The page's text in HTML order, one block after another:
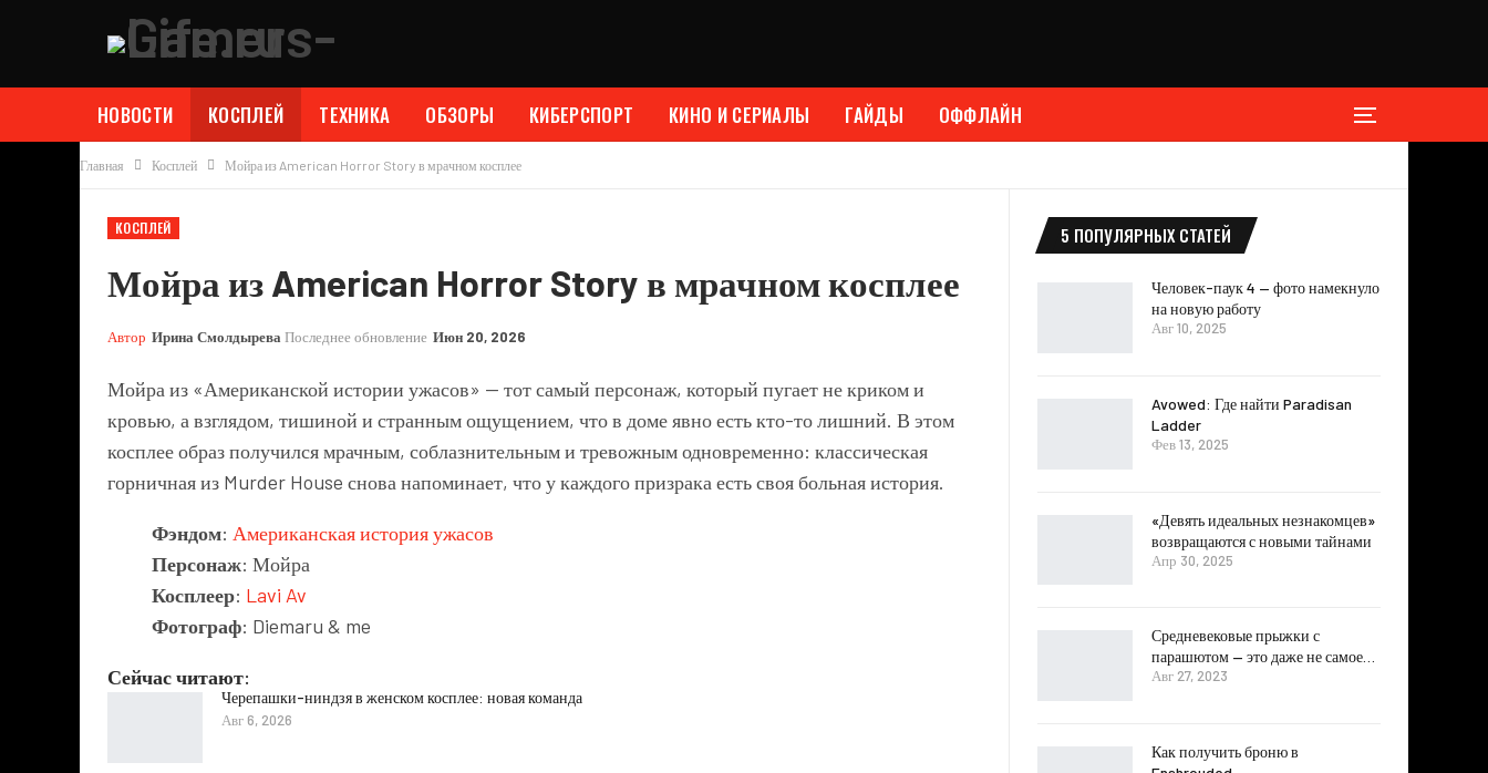
НОВОСТИ КОСПЛЕЙ ТЕХНИКА ОБЗОРЫ КИБЕРСПОРТ КИНО И СЕРИАЛЫ ГАЙДЫ ОФФЛАЙН
Главная Косплей Мойра из American Horror Story в мрачном косплее
КОСПЛЕЙ
Мойра из American Horror Story в мрачном косплее
Автор Ирина СмолдыреваПоследнее обновление Июн 20, 2026
Мойра из «Американской истории ужасов» — тот самый персонаж, который пугает не криком и
кровью, а взглядом, тишиной и странным ощущением, что в доме явно есть кто-то лишний. В этом
косплее образ получился мрачным, соблазнительным и тревожным одновременно: классическая
горничная из Murder House снова напоминает, что у каждого призрака есть своя больная история.
Фэндом: Американская история ужасов
Персонаж: Мойра
Косплеер: Lavi Av
Фотограф: Diemaru & me
Сейчас читают:
Черепашки-ниндзя в женском косплее: новая команда
Авг 6, 2026
5 ПОПУЛЯРНЫХ СТАТЕЙ
Человек-паук 4 — фото намекнуло
на новую работу
Авг 10, 2025
Avowed: Где найти Paradisan
Ladder
Фев 13, 2025
«Девять идеальных незнакомцев»
возвращаются с новыми тайнами
Апр 30, 2025
Средневековые прыжки с
парашютом — это даже не самое…
Авг 27, 2023
Как получить броню в